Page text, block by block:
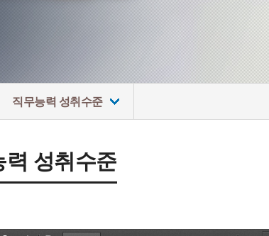
직무능력 성취수준
력 성취수준